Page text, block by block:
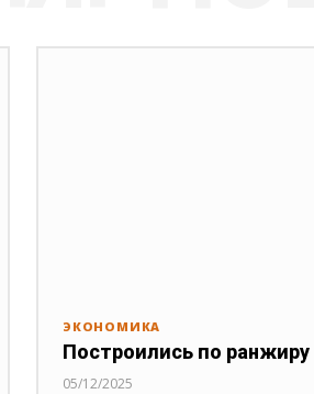
ЭКОНОМИКА
Построились по ранжиру
05/12/2025